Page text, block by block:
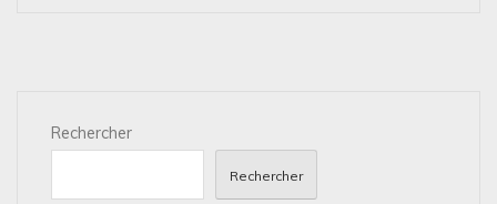
Rechercher
Rechercher